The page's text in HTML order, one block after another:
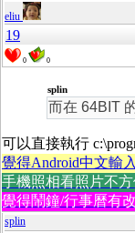
eliu
19
0 0
splin
而在 64BIT
可以直接執行
覺得Android中文輸
手機照相看照片不
覺得鬧鐘/行事曆有
splin